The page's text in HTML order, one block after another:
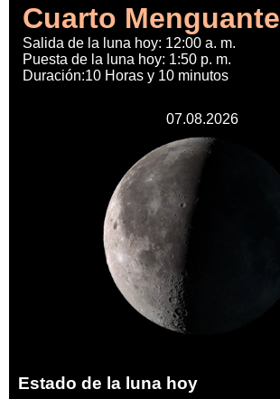
Cuarto Menguante
Salida de la luna hoy: 12:00 a. m.
Puesta de la luna hoy: 1:50 p. m.
Duración:10 Horas y 10 minutos
07.08.2026
Estado de la luna hoy